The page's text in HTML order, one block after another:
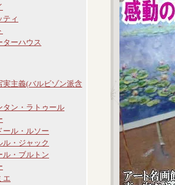
ティ
ターハウス
実主義(バルビゾン派含
タン・ラトゥール
ール・ルソー
ル・ジャック
ル・ブルトン
エ